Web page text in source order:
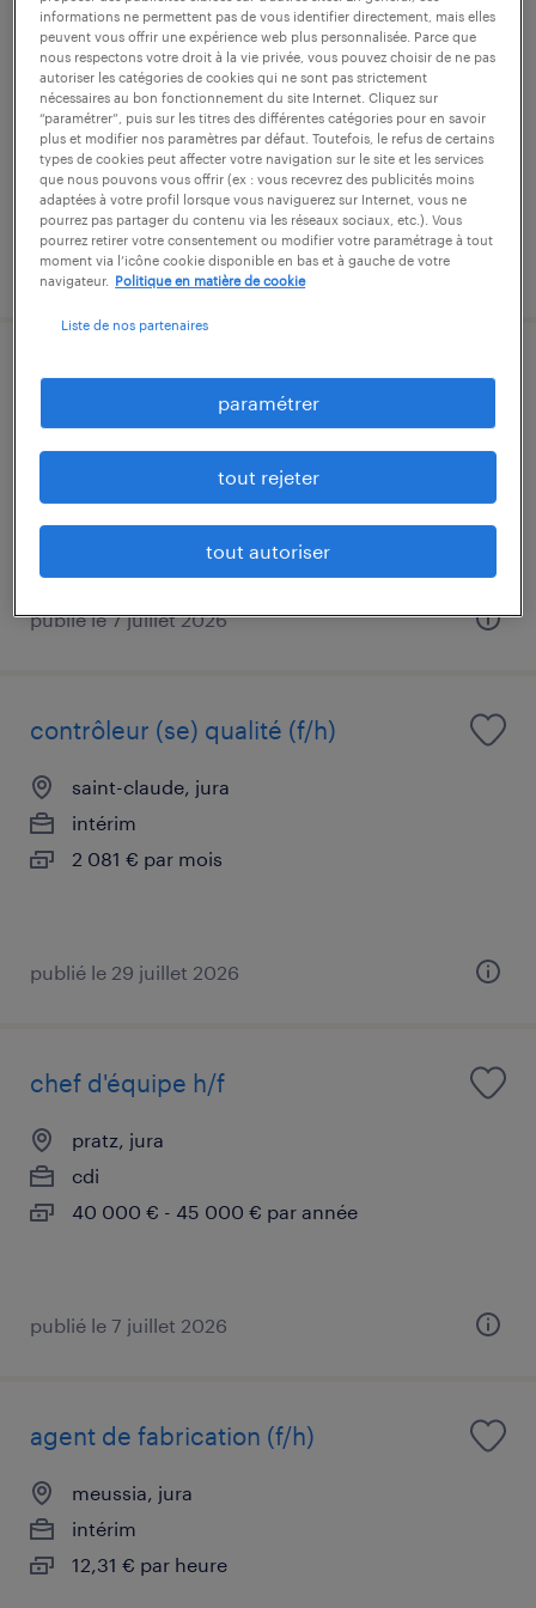
technicien de maintenance (f/h)
molinges, jura
cdi
30 000 € par année
publié le 3 juillet 2026
responsable qualité/qhse h/f
pratz, jura
45 000 € - 48 000 € par année
publié le 7 juillet 2026
contrôleur (se) qualité (f/h)
saint-claude, jura
intérim
2 081 € par mois
publié le 29 juillet 2026
chef d'équipe h/f
pratz, jura
cdi
40 000 € - 45 000 € par année
publié le 7 juillet 2026
agent de fabrication (f/h)
meussia, jura
intérim
12,31 € par heure
informations ne permettent pas de vous identifier directement, mais elles
peuvent vous offrir une expérience web plus personnalisée. Parce que
nous respectons votre droit à la vie privée, vous pouvez choisir de ne pas
autoriser les catégories de cookies qui ne sont pas strictement
nécessaires au bon fonctionnement du site Internet. Cliquez sur
“paramétrer”, puis sur les titres des différentes catégories pour en savoir
plus et modifier nos paramètres par défaut. Toutefois, le refus de certains
types de cookies peut affecter votre navigation sur le site et les services
que nous pouvons vous offrir (ex : vous recevrez des publicités moins
adaptées à votre profil lorsque vous naviguerez sur Internet, vous ne
pourrez pas partager du contenu via les réseaux sociaux, etc.). Vous
pourrez retirer votre consentement ou modifier votre paramétrage à tout
moment via l’icône cookie disponible en bas et à gauche de votre
navigateur.
Politique en matière de cookie
Liste de nos partenaires
paramétrer
tout rejeter
tout autoriser